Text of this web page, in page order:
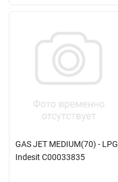
GAS JET MEDIUM(70) - LPG
Indesit C00033835